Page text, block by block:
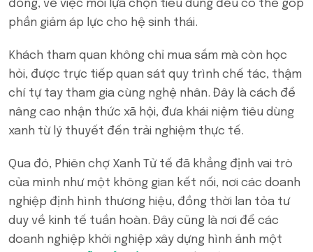
đồng, về việc mỗi lựa chọn tiêu dùng đều có thể góp
phần giảm áp lực cho hệ sinh thái.
Khách tham quan không chỉ mua sắm mà còn học
hỏi, được trực tiếp quan sát quy trình chế tác, thậm
chí tự tay tham gia cùng nghệ nhân. Đây là cách để
nâng cao nhận thức xã hội, đưa khái niệm tiêu dùng
xanh từ lý thuyết đến trải nghiệm thực tế.
Qua đó, Phiên chợ Xanh Tử tế đã khẳng định vai trò
của mình như một không gian kết nối, nơi các doanh
nghiệp định hình thương hiệu, đồng thời lan tỏa tư
duy về kinh tế tuần hoàn. Đây cũng là nơi để các
doanh nghiệp khởi nghiệp xây dựng hình ảnh một